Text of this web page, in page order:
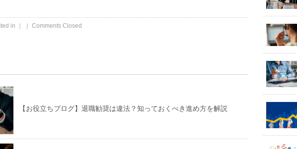
in ｜ ｜ Comments Closed
【お役立ちブログ】退職勧奨は違法？知っておくべき進め方を解説